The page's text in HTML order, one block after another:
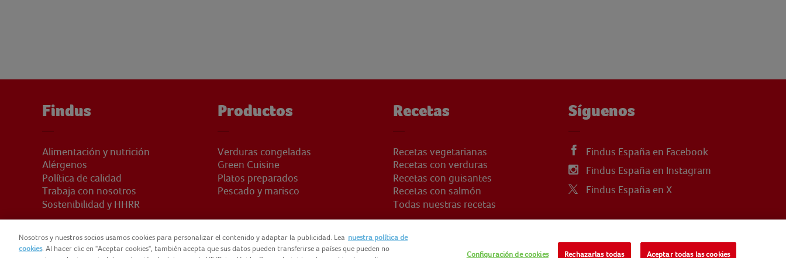
Findus
Alimentación y nutrición
Alérgenos
Política de calidad
Trabaja con nosotros
Sostenibilidad y HHRR
Productos
Verduras congeladas
Green Cuisine
Platos preparados
Pescado y marisco
Recetas
Recetas vegetarianas
Recetas con verduras
Recetas con guisantes
Recetas con salmón
Todas nuestras recetas
Síguenos
Findus España en Facebook
Findus España en Instagram
Findus España en X
Nosotros y nuestros socios usamos cookies para personalizar el contenido y adaptar la publicidad. Lea nuestra política de
cookies. Al hacer clic en "Aceptar cookies", también acepta que sus datos pueden transferirse a países que pueden no
Configuración de cookies Rechazarlas todas Aceptar todas las cookies